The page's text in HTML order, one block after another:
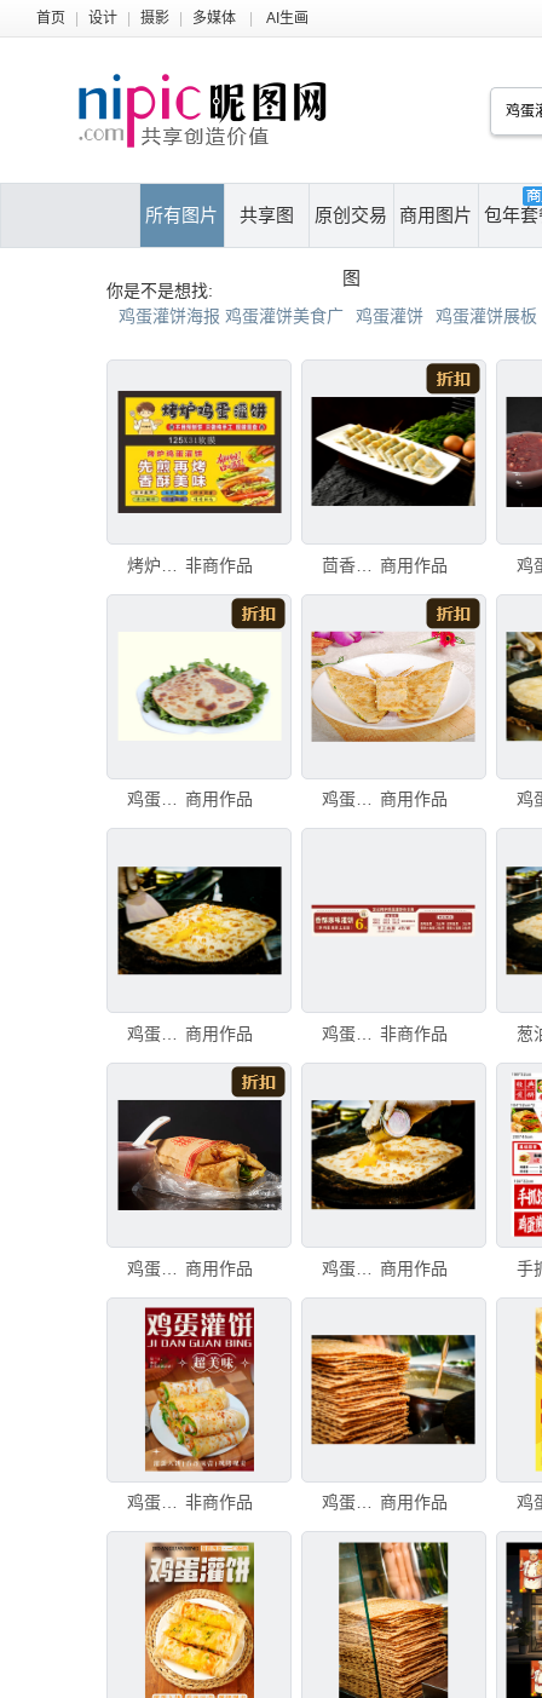
首页 设计 摄影 多媒体 AI生画
所有图片 共享图 原创交易
图
商用图片 包年套
你是不是想找:
鸡蛋灌饼海报 鸡蛋灌饼美食广 鸡蛋灌饼 鸡蛋灌饼展板
非商作品 茴香鸡蛋灌饼 商用作品
鸡蛋灌饼 商用作品 鸡蛋灌饼 商用作品
商用作品 鸡蛋灌饼海报 非商作品 葱
商用作品 鸡蛋灌饼 商用作品
鸡蛋灌饼 非商作品 鸡蛋灌饼 商用作品